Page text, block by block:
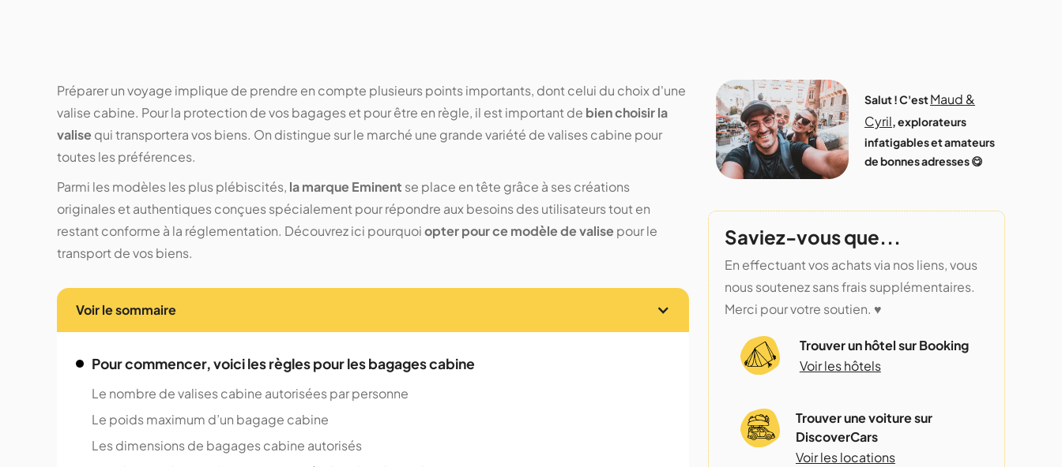
Préparer un voyage implique de prendre en compte plusieurs points importants, dont celui du choix d'une
valise cabine. Pour la protection de vos bagages et pour être en règle, il est important de bien choisir la
valisequi transportera vos biens. On distingue sur le marché une grande variété de valises cabine pour
toutes les préférences.
Parmi les modèles les plus plébiscités, la marque Eminent se place en tête grâce à ses créations
originales et authentiques conçues spécialement pour répondre aux besoins des utilisateurs tout en
restant conforme à la réglementation. Découvrez ici pourquoiopter pour ce modèle de valisepour le
transport de vos biens.
Voir le sommaire
Pour commencer, voici les règles pour les bagages cabine
Le nombre de valises cabine autorisées par personne
Le poids maximum d’un bagage cabine
Les dimensions de bagages cabine autorisés
Salut ! C'estMaud &
Cyril, explorateurs
infatigables et amateurs
de bonnes adresses 😋
Saviez-vous que...
En effectuant vos achats via nos liens, vous
nous soutenez sans frais supplémentaires.
Merci pour votre soutien. ♥️
Trouver un hôtel sur Booking
Voir les hôtels
Trouver une voiture sur
DiscoverCars
Voir les locations